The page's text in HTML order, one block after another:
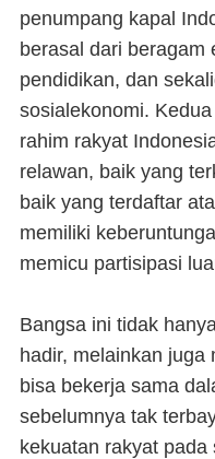
penumpang kapal
berasal dari beragam
pendidikan, dan
sosialekonomi.
rahim rakyat
relawan, baik yang
baik yang terdaftar
memiliki
memicu partisipasi
Bangsa ini tidak
hadir, melainkan juga
bisa bekerja sama
sebelumnya tak
kekuatan rakyat